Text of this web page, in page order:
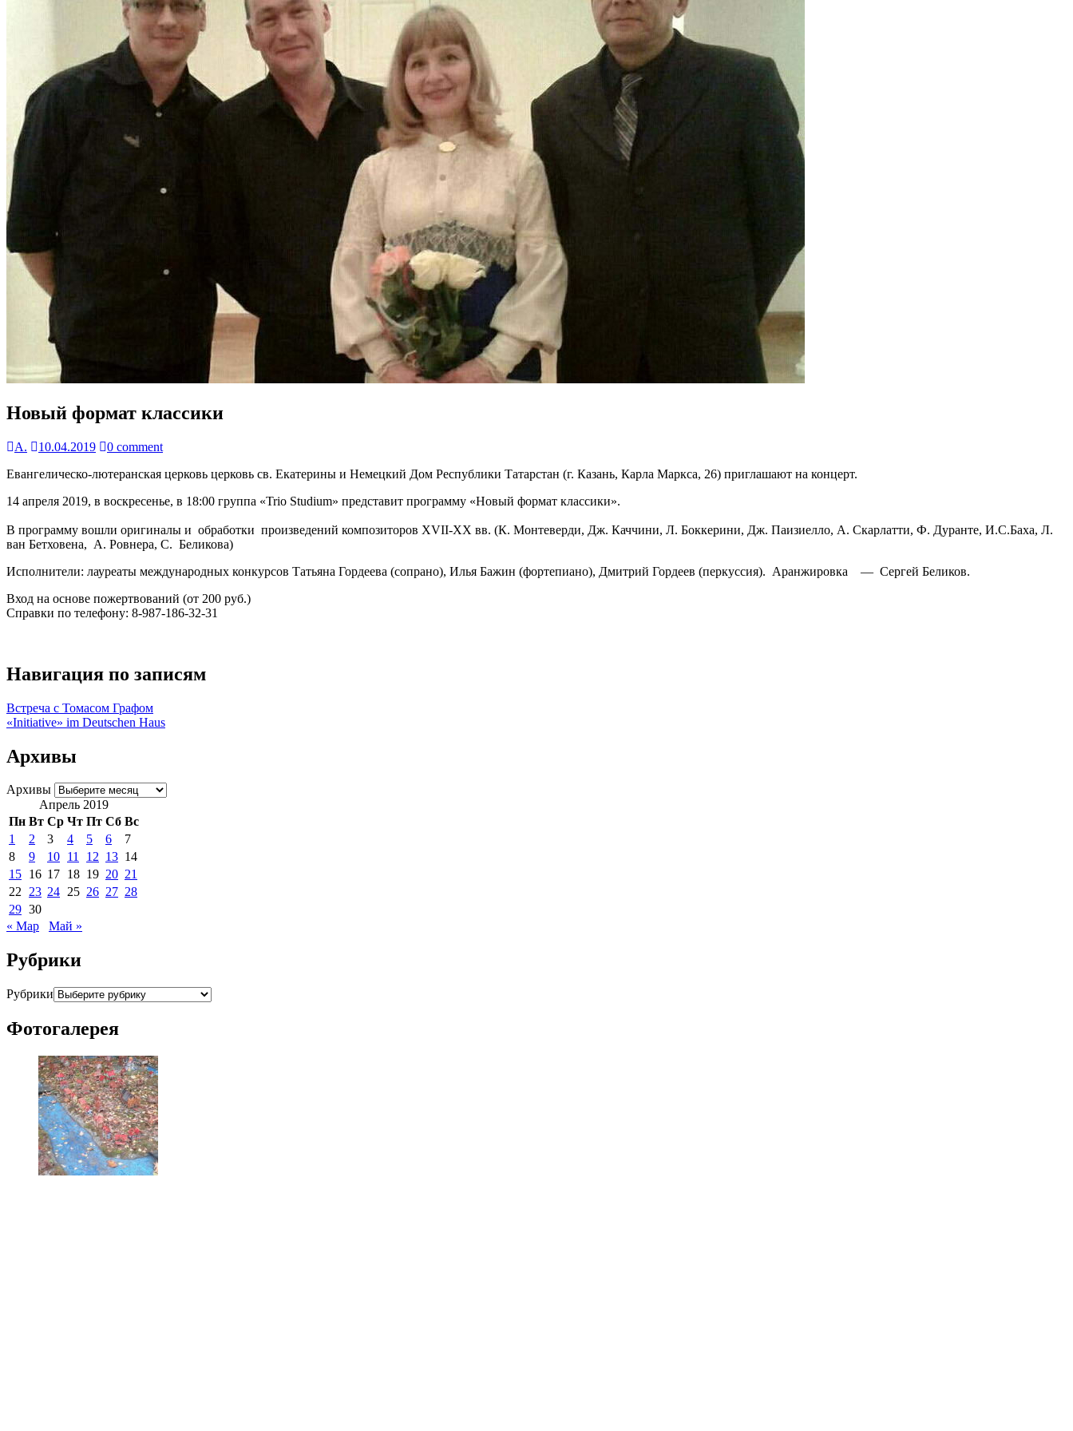
Новый формат классики
А. 10.04.2019
0 comment
Евангелическо-лютеранская церковь церковь св. Екатерины и Немецкий Дом Республики Татарстан (г. Казань, Карла Маркса, 26) приглашают на концерт.
14 апреля 2019, в воскресенье, в 18:00 группа «Trio Studium» представит программу «Новый формат классики».
В программу вошли оригиналы и обработки произведений композиторов XVII-XX вв. (К. Монтеверди, Дж. Каччини, Л. Боккерини, Дж. Паизиелло, А. Скарлатти, Ф. Дуранте, И.С.Баха, Л.
ван Бетховена, А. Ровнера, С. Беликова)
Исполнители: лауреаты международных конкурсов Татьяна Гордеева (сопрано), Илья Бажин (фортепиано), Дмитрий Гордеев (перкуссия). Аранжировка — Сергей Беликов.
Вход на основе пожертвований (от 200 руб.)
Справки по телефону: 8-987-186-32-31
Навигация по записям
Встреча с Томасом Графом
«Initiative» im Deutschen Haus
Архивы
Архивы
Апрель 2019
Пн Вт Ср Чт Пт Сб Вс
1
2 3 4 5 6
7
8
9 10 11 12 13 14
15 16 17 18 19 20 21
22 23 24 25 26 27 28
29 30
« Мар
Май »
Рубрики
Рубрики
Фотогалерея